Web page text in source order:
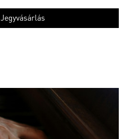
Jegyvásárlás